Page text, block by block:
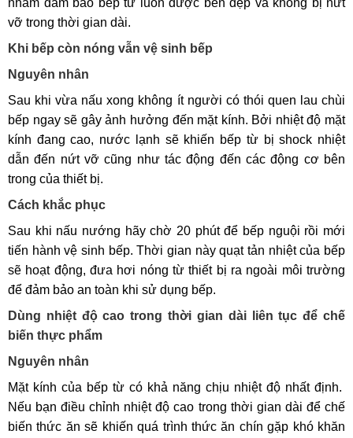
vỡ trong thời gian dài.
Khi bếp còn nóng vẫn vệ sinh bếp
Nguyên nhân
Sau khi vừa nấu xong không ít người có thói quen lau chùi
bếp ngay sẽ gây ảnh hưởng đến mặt kính. Bởi nhiệt độ mặt
kính đang cao, nước lạnh sẽ khiến bếp từ bị shock nhiệt
dẫn đến nứt vỡ cũng như tác động đến các động cơ bên
trong của thiết bị.
Cách khắc phục
Sau khi nấu nướng hãy chờ 20 phút để bếp nguội rồi mới
tiến hành vệ sinh bếp. Thời gian này quạt tản nhiệt của bếp
sẽ hoạt động, đưa hơi nóng từ thiết bị ra ngoài môi trường
để đảm bảo an toàn khi sử dụng bếp.
Dùng nhiệt độ cao trong thời gian dài liên tục để chế
biến thực phẩm
Nguyên nhân
Mặt kính của bếp từ có khả năng chịu nhiệt độ nhất định.
Nếu bạn điều chỉnh nhiệt độ cao trong thời gian dài để chế
biến thức ăn sẽ khiến quá trình thức ăn chín gặp khó khăn